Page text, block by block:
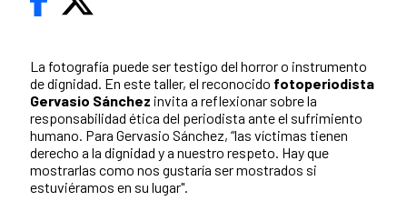
La fotografía puede ser testigo del horror o instrumento
de dignidad. En este taller, el reconocido fotoperiodista
Gervasio Sánchez invita a reflexionar sobre la
responsabilidad ética del periodista ante el sufrimiento
humano. Para Gervasio Sánchez, “las víctimas tienen
derecho a la dignidad y a nuestro respeto. Hay que
mostrarlas como nos gustaría ser mostrados si
estuviéramos en su lugar".